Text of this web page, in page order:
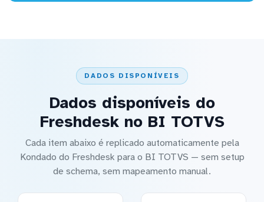
DADOS DISPONÍVEIS
Dados disponíveis do
Freshdesk no BI TOTVS
Cada item abaixo é replicado automaticamente pela
Kondado do Freshdesk para o BI TOTVS — sem setup
de schema, sem mapeamento manual.